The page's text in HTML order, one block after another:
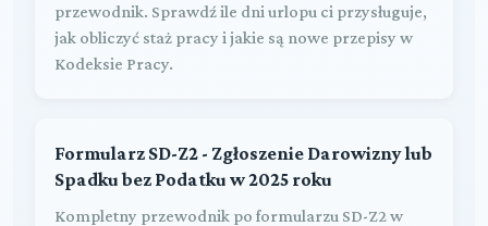
przewodnik. Sprawdź ile dni urlopu ci przysługuje,
jak obliczyć staż pracy i jakie są nowe przepisy w
Kodeksie Pracy.
Formularz SD-Z2 - Zgłoszenie Darowizny lub
Spadku bez Podatku w 2025 roku
Kompletny przewodnik po formularzu SD-Z2 w